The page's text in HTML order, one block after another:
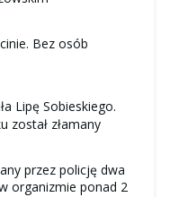
Bez osób
Lipę Sobieskiego.
został złamany
przez policję dwa
organizmie ponad 2